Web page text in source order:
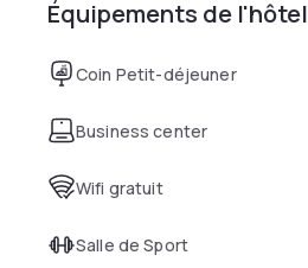
Équipements de l'hôtel
Coin Petit-déjeuner
Business center
Wifi gratuit
Salle de Sport